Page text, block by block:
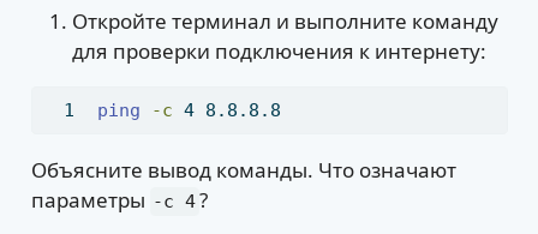
Откройте терминал и выполните команду
для проверки подключения к интернету:
ping -c 4 8.8.8.8
Объясните вывод команды. Что означают
параметры -c 4?